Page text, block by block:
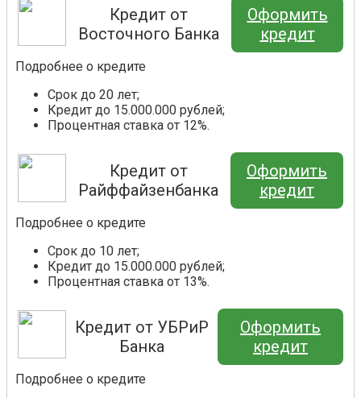
Кредит от
Восточного Банка
Оформить
кредит
Подробнее о кредите
Срок до 20 лет;
Кредит до 15.000.000 рублей;
Процентная ставка от 12%.
Кредит от
Райффайзенбанка
Оформить
кредит
Подробнее о кредите
Срок до 10 лет;
Кредит до 15.000.000 рублей;
Процентная ставка от 13%.
Кредит от УБРиР
Банка
Оформить
кредит
Подробнее о кредите